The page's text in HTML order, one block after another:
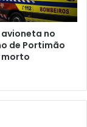
no
de Portimão
morto